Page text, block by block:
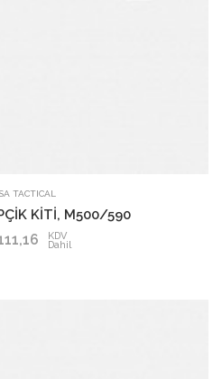
TACTICAL
KİTİ, M500/590
KDV
Dahil